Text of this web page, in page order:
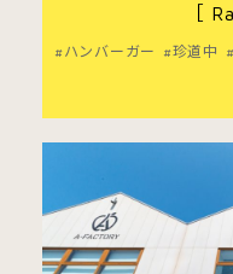
［
ハンバーガー 珍道中